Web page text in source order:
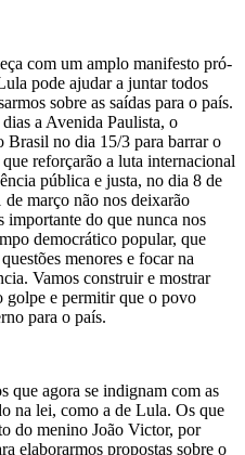
com um amplo manifesto pró-
pode ajudar a juntar todos
sobre as saídas para o país.
a Avenida Paulista, o
Brasil no dia 15/3 para barrar o
reforçarão a luta internacional
pública e justa, no dia 8 de
março não nos deixarão
importante do que nunca nos
democrático popular, que
menores e focar na
Vamos construir e mostrar
golpe e permitir que o povo
para o país.
que agora se indignam com as
na lei, como a de Lula. Os que
do menino João Victor, por
elaborarmos propostas sobre o